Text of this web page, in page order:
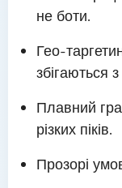
не боти.
Гео-
збігаються
Плавний
різких піків.
Прозорі